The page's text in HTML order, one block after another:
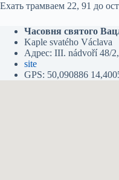
Ехать трамваем 22, 91 до
Часовня святого
Kaple svatého Václava
Адрес: III. nádvoří 48/2,
site
GPS: 50,090886